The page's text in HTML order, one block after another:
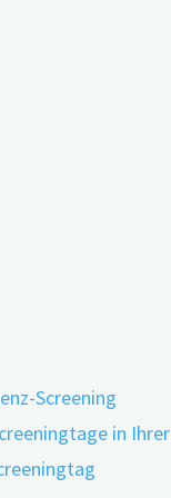
Screening
in
modifizierbaren
aus
den Einfluss der